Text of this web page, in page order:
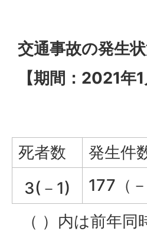
交通事故の発生
【期間：2021年
死者数 発生件
3(－1)
177（
（ ）内は前年同